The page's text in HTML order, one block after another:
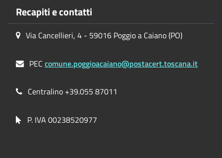
Recapiti e contatti
Via Cancellieri, 4 - 59016 Poggio a Caiano (PO)
PECcomune.poggioacaiano@postacert.toscana.it
Centralino +39.055 87011
P. IVA 00238520977